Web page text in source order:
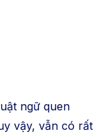
ngữ quen
vậy, vẫn có rất